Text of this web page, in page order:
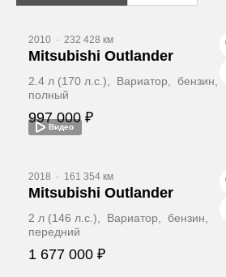
2010 · 232 428 км
Mitsubishi Outlander
2.4 л (170 л.с.), Вариатор, бензин,
полный
997 000 ₽
Видео
2018 · 161 354 км
Mitsubishi Outlander
2 л (146 л.с.), Вариатор, бензин,
передний
1 677 000 ₽